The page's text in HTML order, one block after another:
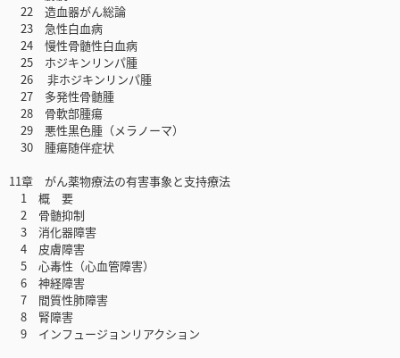
22 造血器がん総論
23 急性白血病
24 慢性骨髄性白血病
25 ホジキンリンパ腫
26 非ホジキンリンパ腫
27 多発性骨髄腫
28 骨軟部腫瘍
29 悪性黒色腫（メラノーマ）
30 腫瘍随伴症状
11章 がん薬物療法の有害事象と支持療法
1 概 要
2 骨髄抑制
3 消化器障害
4 皮膚障害
5 心毒性（心血管障害）
6 神経障害
7 間質性肺障害
8 腎障害
9 インフュージョンリアクション